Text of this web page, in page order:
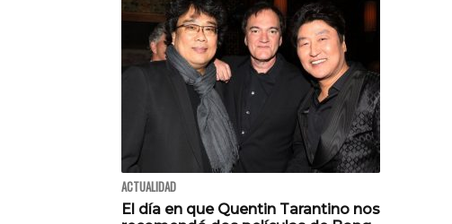
ACTUALIDAD
El día en que Quentin Tarantino nos